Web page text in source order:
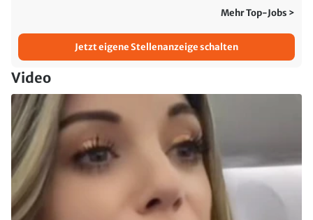
Mehr Top-Jobs >
Jetzt eigene Stellenanzeige schalten
Video